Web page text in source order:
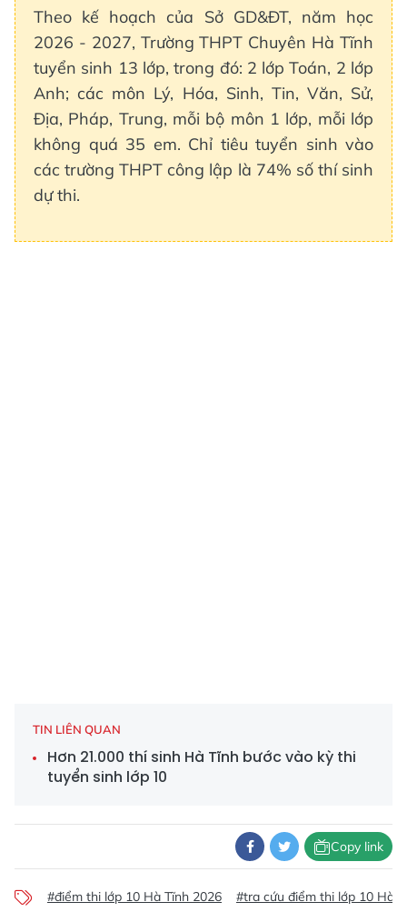
Theo kế hoạch của Sở GD&ĐT, năm học
2026 - 2027, Trường THPT Chuyên Hà Tĩnh
tuyển sinh 13 lớp, trong đó: 2 lớp Toán, 2 lớp
Anh; các môn Lý, Hóa, Sinh, Tin, Văn, Sử,
Địa, Pháp, Trung, mỗi bộ môn 1 lớp, mỗi lớp
không quá 35 em. Chỉ tiêu tuyển sinh vào
các trường THPT công lập là 74% số thí sinh
dự thi.
TIN LIÊN QUAN
Hơn 21.000 thí sinh Hà Tĩnh bước vào kỳ thi
tuyển sinh lớp 10
Copy link
#điểm thi lớp 10 Hà Tĩnh 2026 #tra cứu điểm thi lớp 10 Hà